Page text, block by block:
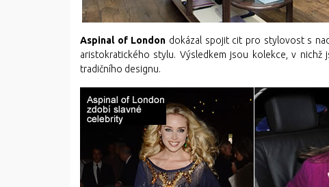
Aspinal of London dokázal spojit cit pro stylovost s
aristokratického stylu. Výsledkem jsou kolekce, v
tradičního designu.